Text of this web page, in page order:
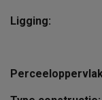
Ligging: